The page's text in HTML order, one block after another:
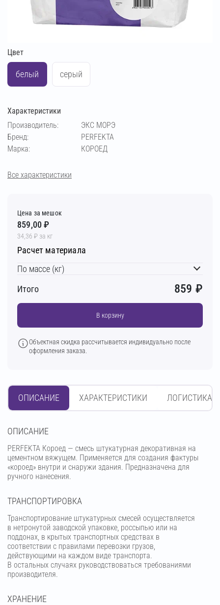
Цвет
белый серый
Характеристики
Производитель:
ЭКС МОРЭ
Бренд:
PERFEKTA
Марка:
КОРОЕД
Все характеристики
Цена за мешок
859,00 ₽
34,36 ₽ за кг
Расчет материала
По массе (кг)
Итого
859 ₽
В корзину
Объектная скидка рассчитывается индивидуально после
оформления заказа.
ОПИСАНИЕ ХАРАКТЕРИСТИКИ ЛОГИСТИКА
OПИСАНИЕ
PERFEKTA Короед — смесь штукатурная декоративная на
цементном вяжущем. Применяется для создания фактуры
«короед» внутри и снаружи здания. Предназначена для
ручного нанесения.
ТРАНСПОРТИРОВКА
Транспортирование штукатурных смесей осуществляется
в нетронутой заводской упаковке, россыпью или на
поддонах, в крытых транспортных средствах в
соответствии с правилами перевозки грузов,
действующими на каждом виде транспорта.
В остальных случаях руководствоваться требованиями
производителя.
ХРАНЕНИЕ